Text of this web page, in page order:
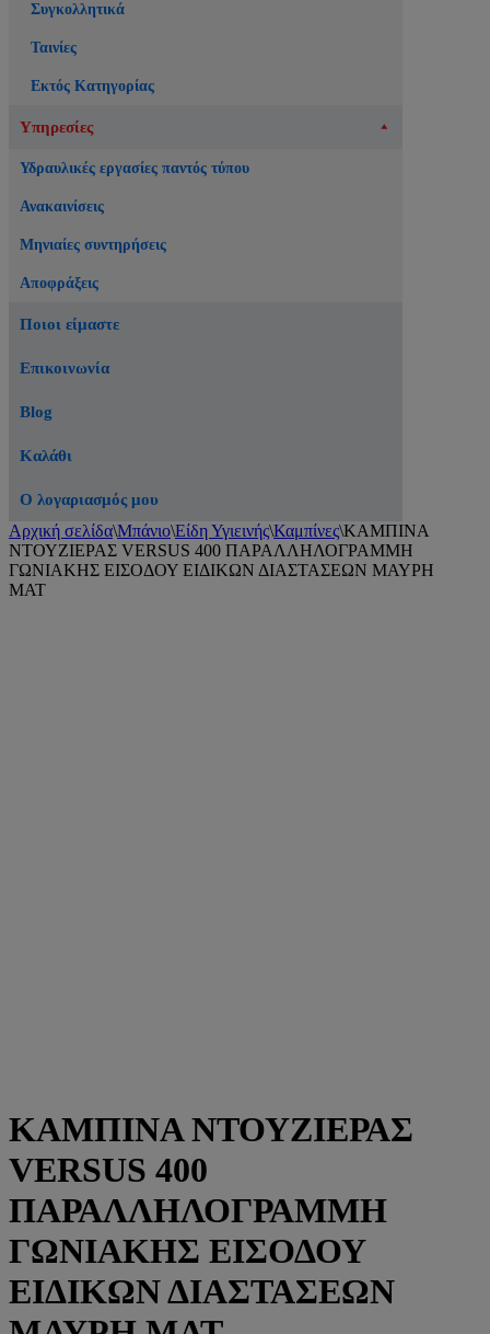
Συγκολλητικά
Ταινίες
Εκτός Κατηγορίας
Υπηρεσίες
Υδραυλικές εργασίες παντός τύπου
Ανακαινίσεις
Μηνιαίες συντηρήσεις
Αποφράξεις
Ποιοι είμαστε
Επικοινωνία
Blog
Καλάθι
Ο λογαριασμός μου
Αρχική σελίδα\Μπάνιο\Είδη Υγιεινής\Καμπίνες\ΚΑΜΠΙΝΑ
ΝΤΟΥΖΙΕΡΑΣ VERSUS 400 ΠΑΡΑΛΛΗΛΟΓΡΑΜΜΗ
ΓΩΝΙΑΚΗΣ ΕΙΣΟΔΟΥ ΕΙΔΙΚΩΝ ΔΙΑΣΤΑΣΕΩΝ ΜΑΥΡΗ
ΜΑΤ
ΚΑΜΠΙΝΑ ΝΤΟΥΖΙΕΡΑΣ
VERSUS 400
ΠΑΡΑΛΛΗΛΟΓΡΑΜΜΗ
ΓΩΝΙΑΚΗΣ ΕΙΣΟΔΟΥ
ΕΙΔΙΚΩΝ ΔΙΑΣΤΑΣΕΩΝ